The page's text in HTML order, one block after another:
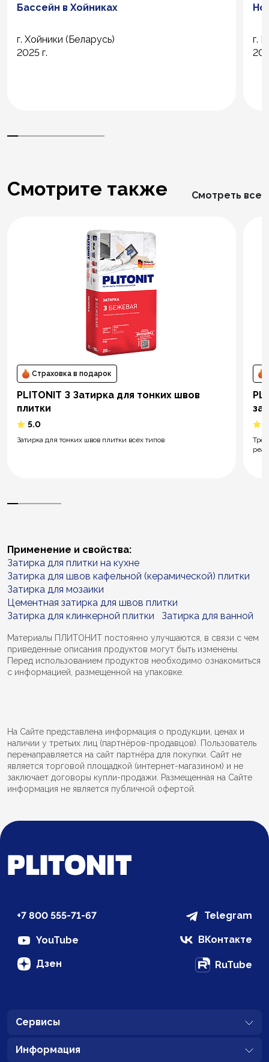
Бассейн в Хойниках
г. Хойники (Беларусь)
2025 г.
г.
Смотрите также Смотреть все
Страховка в подарок
PLITONIT З Затирка для тонких швов
плитки
5.0
Затирка для тонких швов плитки всех типов
Применение и свойства:
Затирка для плитки на кухне
Затирка для швов кафельной (керамической) плитки
Затирка для мозаики
Цементная затирка для швов плитки
Затирка для клинкерной плитки
Затирка для ванной
Материалы ПЛИТОНИТ постоянно улучшаются, в связи с чем
приведенные описания продуктов могут быть изменены.
Перед использованием продуктов необходимо ознакомиться
с информацией, размещенной на упаковке.
На Сайте представлена информация о продукции, ценах и
наличии у третьих лиц (партнёров-продавцов). Пользователь
перенаправляется на сайт партнёра для покупки. Сайт не
является торговой площадкой (интернет-магазином) и не
заключает договоры купли-продажи. Размещенная на Сайте
информация не является публичной офертой.
+7 800 555-71-67 Telegram
YouTube ВКонтакте
Дзен RuTube
Сервисы
Информация